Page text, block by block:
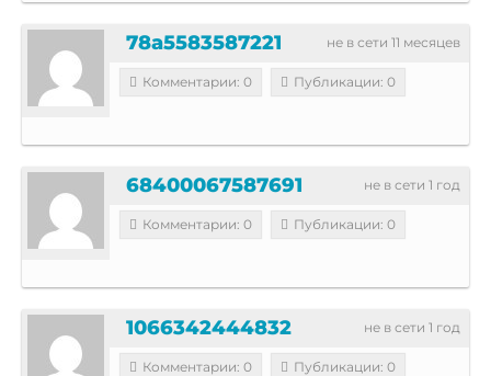
не в сети 11 месяцев
78a5583587221
Комментарии: 0 Публикации: 0
не в сети 1 год
68400067587691
Комментарии: 0 Публикации: 0
не в сети 1 год
1066342444832
Комментарии: 0 Публикации: 0